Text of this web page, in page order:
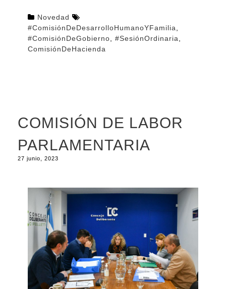
Novedad
#ComisiónDeDesarrolloHumanoYFamilia
#ComisiónDeGobierno
#SesiónOrdinaria
ComisiónDeHacienda
COMISIÓN DE LABOR
PARLAMENTARIA
27 junio, 2023